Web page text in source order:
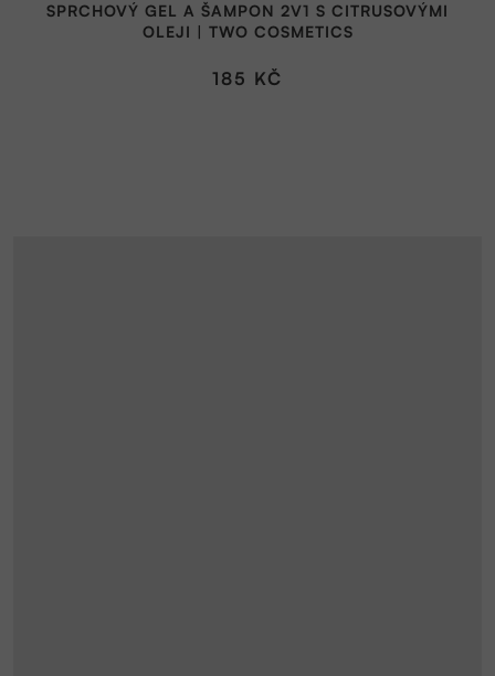
SPRCHOVÝ GEL A ŠAMPON 2V1 S CITRUSOVÝMI
OLEJI | TWO COSMETICS
185 KČ